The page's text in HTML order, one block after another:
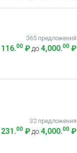
365 предложений
116.00 ₽ до 4,000.00 ₽
32 предложения
231.00 ₽ до 4,000.00 ₽